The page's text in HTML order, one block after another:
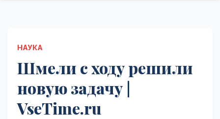
НАУКА
Шмели с ходу решили
новую задачу |
VseTime.ru